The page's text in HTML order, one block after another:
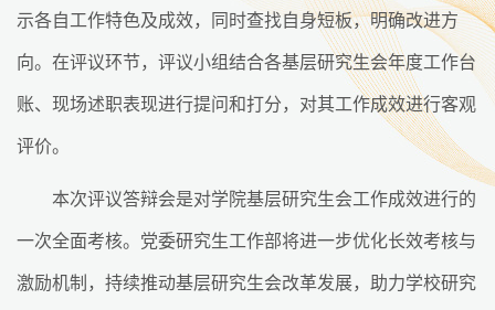
示各自工作特色及成效，同时查找自身短板，明确改进方
向。在评议环节，评议小组结合各基层研究生会年度工作台
账、现场述职表现进行提问和打分，对其工作成效进行客观
评价。
本次评议答辩会是对学院基层研究生会工作成效进行的
一次全面考核。党委研究生工作部将进一步优化长效考核与
激励机制，持续推动基层研究生会改革发展，助力学校研究